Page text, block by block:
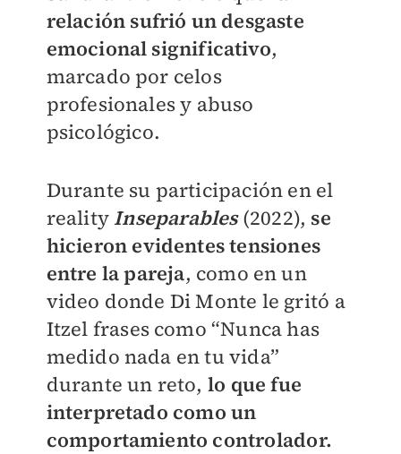
relación sufrió un desgaste
emocional significativo,
marcado por celos
profesionales y abuso
psicológico.
Durante su participación en el
reality Inseparables(2022), se
hicieron evidentes tensiones
entre la pareja, como en un
video donde Di Monte le gritó a
Itzel frases como “Nunca has
medido nada en tu vida”
durante un reto, lo que fue
interpretado como un
comportamiento controlador.